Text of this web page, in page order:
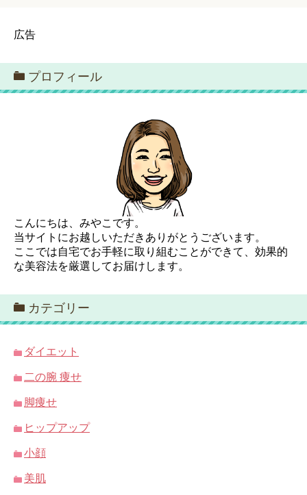
広告
プロフィール
こんにちは、みやこです。
当サイトにお越しいただきありがとうございます。
ここでは自宅でお手軽に取り組むことができて、効果的
な美容法を厳選してお届けします。
カテゴリー
ダイエット
二の腕 痩せ
脚痩せ
ヒップアップ
小顔
美肌